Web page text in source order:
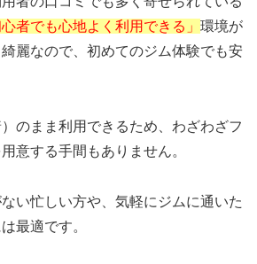
心者でも心地よく利用できる」 環境が
麗なので、初めてのジム体験でも安
のまま利用できるため、わざわざフ
意する手間もありません。
い忙しい方や、気軽にジムに通いた
最適です。